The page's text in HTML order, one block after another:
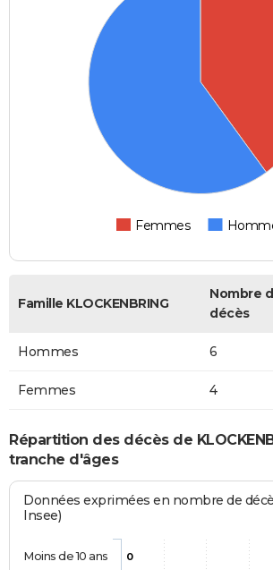
Femmes
Famille KLOCKENBRING
Nombre
décès
Hommes 6
Femmes 4
Répartition des décès de
tranche d'âges
Données exprimées en nombre de
Insee)
0
Moins de 10 ans